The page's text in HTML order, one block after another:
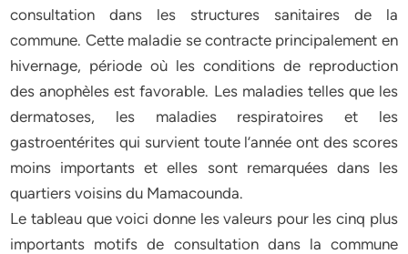
consultation dans les structures sanitaires de la
commune. Cette maladie se contracte principalement en
hivernage, période où les conditions de reproduction
des anophèles est favorable. Les maladies telles que les
dermatoses, les maladies respiratoires et les
gastroentérites qui survient toute l’année ont des scores
moins importants et elles sont remarquées dans les
quartiers voisins du Mamacounda.
Le tableau que voici donne les valeurs pour les cinq plus
importants motifs de consultation dans la commune